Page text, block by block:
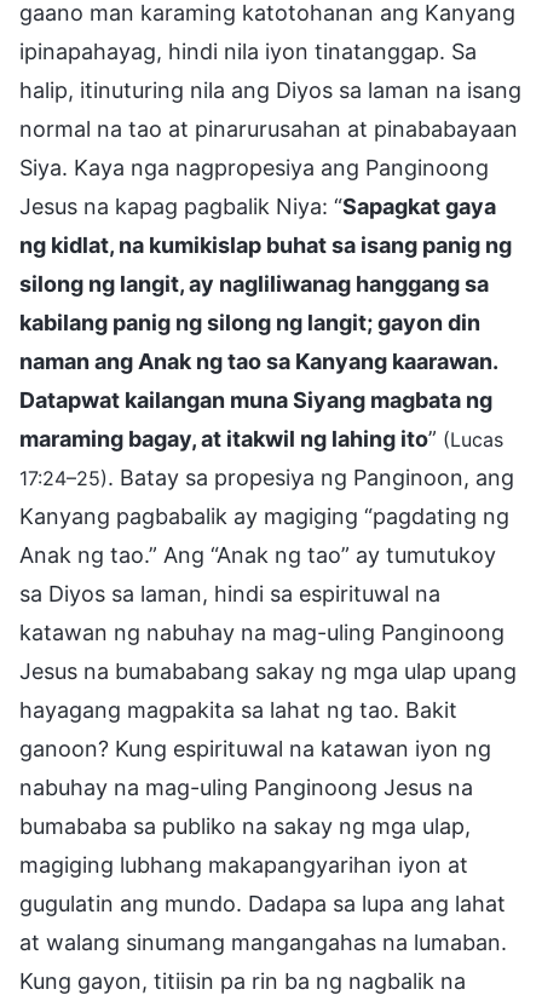
gaano man karaming katotohanan ang Kanyang
ipinapahayag, hindi nila iyon tinatanggap. Sa
halip, itinuturing nila ang Diyos sa laman na isang
normal na tao at pinarurusahan at pinababayaan
Siya. Kaya nga nagpropesiya ang Panginoong
Jesus na kapag pagbalik Niya: “Sapagkat gaya
ng kidlat, na kumikislap buhat sa isang panig ng
silong ng langit, ay nagliliwanag hanggang sa
kabilang panig ng silong ng langit; gayon din
naman ang Anak ng tao sa Kanyang kaarawan.
Datapwat kailangan muna Siyang magbata ng
maraming bagay, at itakwil ng lahing ito” (Lucas
17:24–25). Batay sa propesiya ng Panginoon, ang
Kanyang pagbabalik ay magiging “pagdating ng
Anak ng tao.” Ang “Anak ng tao” ay tumutukoy
sa Diyos sa laman, hindi sa espirituwal na
katawan ng nabuhay na mag-uling Panginoong
Jesus na bumababang sakay ng mga ulap upang
hayagang magpakita sa lahat ng tao. Bakit
ganoon? Kung espirituwal na katawan iyon ng
nabuhay na mag-uling Panginoong Jesus na
bumababa sa publiko na sakay ng mga ulap,
magiging lubhang makapangyarihan iyon at
gugulatin ang mundo. Dadapa sa lupa ang lahat
at walang sinumang mangangahas na lumaban.
Kung gayon, titiisin pa rin ba ng nagbalik na